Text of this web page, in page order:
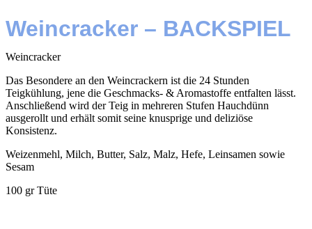
Weincracker – BACKSPIEL
Weincracker
Das Besondere an den Weincrackern ist die 24 Stunden
Teigkühlung, jene die Geschmacks- & Aromastoffe entfalten lässt.
Anschließend wird der Teig in mehreren Stufen Hauchdünn
ausgerollt und erhält somit seine knusprige und deliziöse
Konsistenz.
Weizenmehl, Milch, Butter, Salz, Malz, Hefe, Leinsamen sowie
Sesam
100 gr Tüte